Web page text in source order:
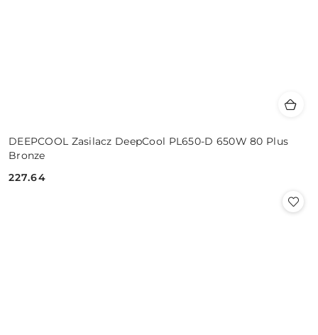
DEEPCOOL Zasilacz DeepCool PL650-D 650W 80 Plus
Bronze
Cena:
227.64